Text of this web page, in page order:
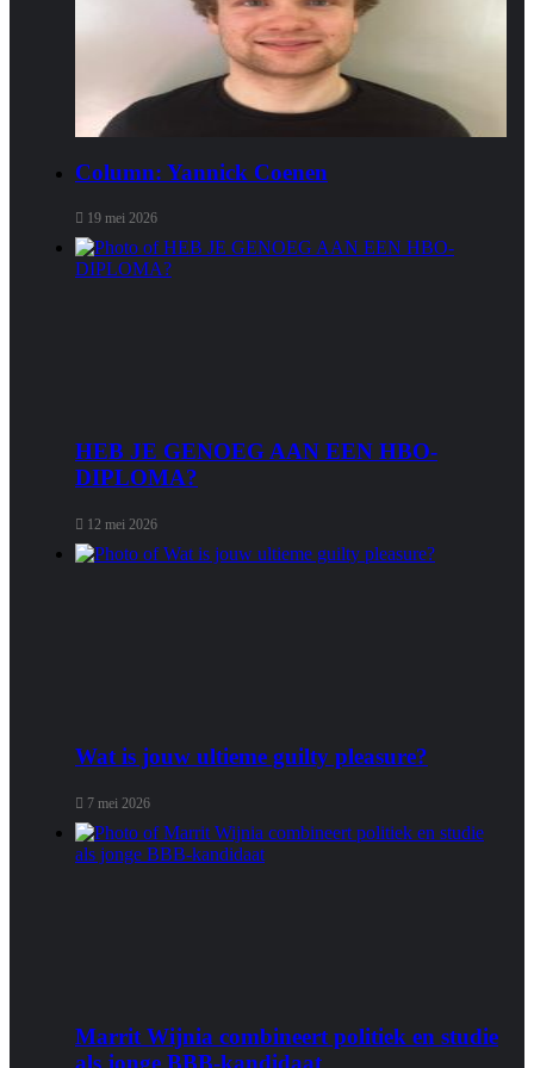
Column: Yannick Coenen
19 mei 2026
HEB JE GENOEG AAN EEN HBO-
DIPLOMA?
12 mei 2026
Wat is jouw ultieme guilty pleasure?
7 mei 2026
Marrit Wijnia combineert politiek en studie
als jonge BBB‑kandidaat